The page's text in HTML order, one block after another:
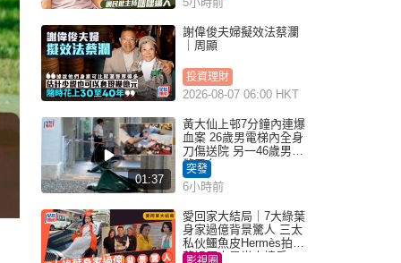
謝偉俊夫婦擬效法蔡瀾
｜周顯
投資理財
2026-08-07 06:00 HKT
01:37
黃大仙上邨7分鐘內連爆
血案 26歲男電梯內全身
刀傷送院 另一46歲男倒
斃平台
突發
6小時前
愛回家大結局｜7大綠葉
身家過億背景驚人 三太
私伙鱷魚皮Hermès拍劇
蘇姐原來是半山樓后